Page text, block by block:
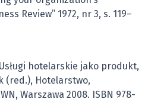
Review” 1972, nr 3, s. 119–
hotelarskie jako produkt,
(red.), Hotelarstwo,
Warszawa 2008. ISBN 978-